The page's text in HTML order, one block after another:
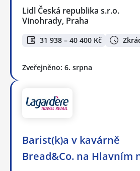
Lidl Česká republika s.r.o.
Vinohrady, Praha
31 938 – 40 400 Kč
Zveřejněno: 6. srpna
Barist(k)a v kavárně
Bread&Co. na Hlavním